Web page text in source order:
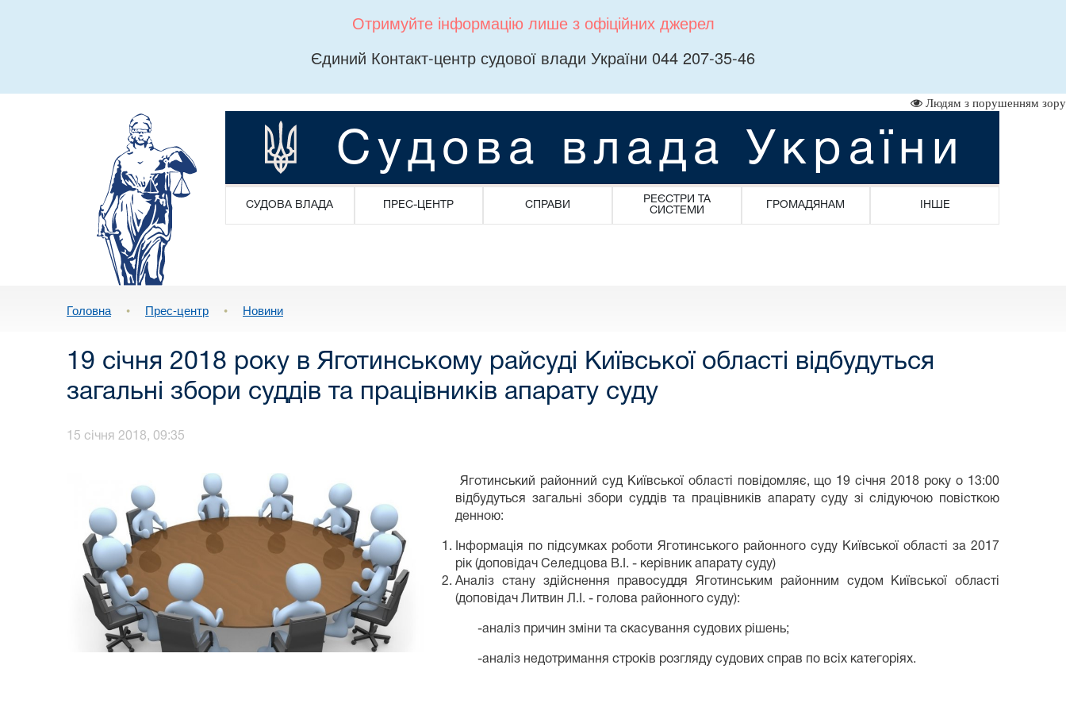
Отримуйте інформацію лише з офіційних джерел
Єдиний Контакт-центр судової влади України 044 207-35-46
Людям з порушенням зору
Судова влада України
СУДОВА ВЛАДА ПРЕС-ЦЕНТР СПРАВИ
РЕЄСТРИ ТА
СИСТЕМИ
ГРОМАДЯНАМ ІНШЕ
Головна • Прес-центр • Новини
19 січня 2018 року в Яготинському райсуді Київської області відбудуться
загальні збори суддів та працівників апарату суду
15 січня 2018, 09:35
Яготинський районний суд Київської області повідомляє, що 19 січня 2018 року о 13:00
відбудуться загальні збори суддів та працівників апарату суду зі слідуючою повісткою
денною:
Інформація по підсумках роботи Яготинського районного суду Київської області за 2017
рік (доповідач Селедцова В.І. - керівник апарату суду)
Аналіз стану здійснення правосуддя Яготинським районним судом Київської області
(доповідач Литвин Л.І. - голова районного суду):
-аналіз причин зміни та скасування судових рішень;
-аналіз недотримання строків розгляду судових справ по всіх категоріях.